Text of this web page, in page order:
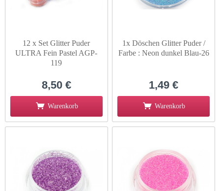
12 x Set Glitter Puder
ULTRA Fein Pastel AGP-
119
8,50 €
Warenkorb
1x Döschen Glitter Puder /
Farbe : Neon dunkel Blau-26
1,49 €
Warenkorb